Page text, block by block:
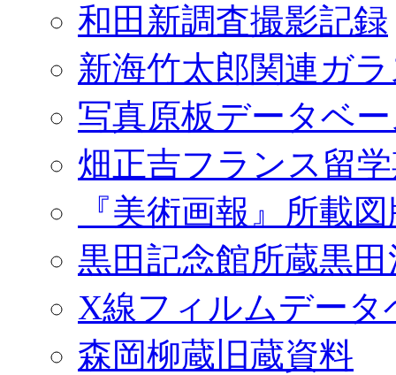
和田新調査撮影記録
新海竹太郎関連ガ
写真原板データベ
畑正吉フランス留
『美術画報』所載
黒田記念館所蔵黒
X線フィルムデータ
森岡柳蔵旧蔵資料